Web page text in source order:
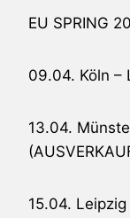
EU SPRING
09.04. Köln –
13.04.
15.04.